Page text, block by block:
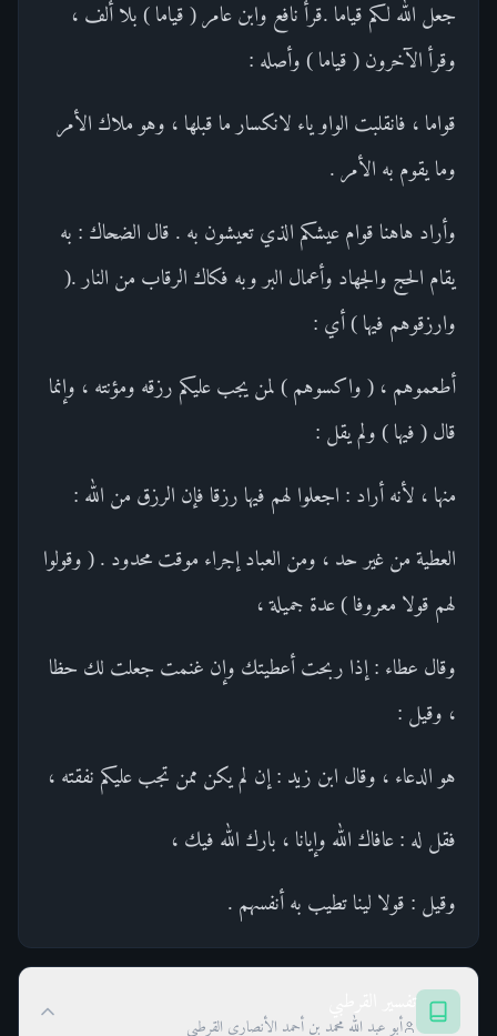
جعل الله لكم قياما .قرأ نافع وابن عامر ( قياما ) بلا ألف ،
وقرأ الآخرون ( قياما ) وأصله :
قواما ، فانقلبت الواو ياء لانكسار ما قبلها ، وهو ملاك الأمر
وما يقوم به الأمر .
وأراد هاهنا قوام عيشكم الذي تعيشون به . قال الضحاك : به
يقام الحج والجهاد وأعمال البر وبه فكاك الرقاب من النار .(
وارزقوهم فيها ) أي :
أطعموهم ، ( واكسوهم ) لمن يجب عليكم رزقه ومؤنته ، وإنما
قال ( فيها ) ولم يقل :
منها ، لأنه أراد : اجعلوا لهم فيها رزقا فإن الرزق من الله :
العطية من غير حد ، ومن العباد إجراء موقت محدود . ( وقولوا
لهم قولا معروفا ) عدة جميلة ،
وقال عطاء : إذا ربحت أعطيتك وإن غنمت جعلت لك حظا
، وقيل :
هو الدعاء ، وقال ابن زيد : إن لم يكن ممن تجب عليكم نفقته ،
فقل له : عافاك الله وإيانا ، بارك الله فيك ،
وقيل : قولا لينا تطيب به أنفسهم .
أبو عبد الله محمد بن أحمد الأنصاري القرطبي